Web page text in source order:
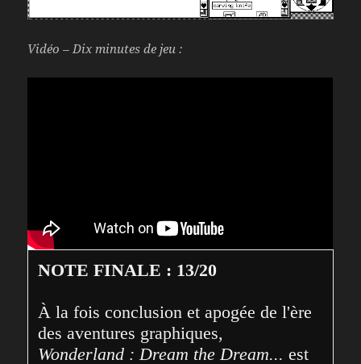
Vidéo – Dix minutes de jeu :
NOTE FINALE : 13/20
À la fois conclusion et apogée de l'ère
Wonderland : Dream the Dream... est